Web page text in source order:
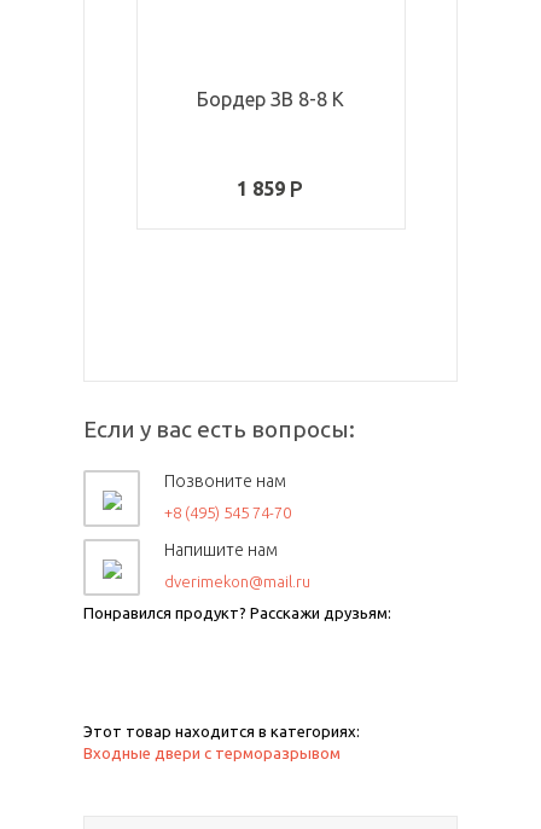
Если у вас есть вопросы:
Позвоните нам
+8 (495) 545 74-70
Напишите нам
dverimekon@mail.ru
Понравился продукт? Расскажи друзьям:
Этот товар находится в категориях:
Входные двери с терморазрывом
Бордер ЗВ 8-8 К
1 859